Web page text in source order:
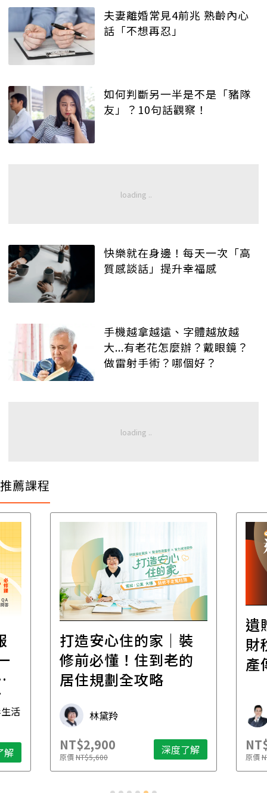
夫妻離婚常見4前兆 熟齡內心
話「不想再忍」
如何判斷另一半是不是「豬隊
友」？10句話觀察！
快樂就在身邊！每天一次「高
質感談話」提升幸福感
手機越拿越遠、字體越放越
大...有老花怎麼辦？戴眼鏡？
做雷射手術？哪個好？
推薦課程
活
解
打造安心住的家｜裝
修前必懂！住到老的
居住規劃全攻略
林黛羚
NT$2,900
原價NT$5,600 深度了解
遺
財
產
原價